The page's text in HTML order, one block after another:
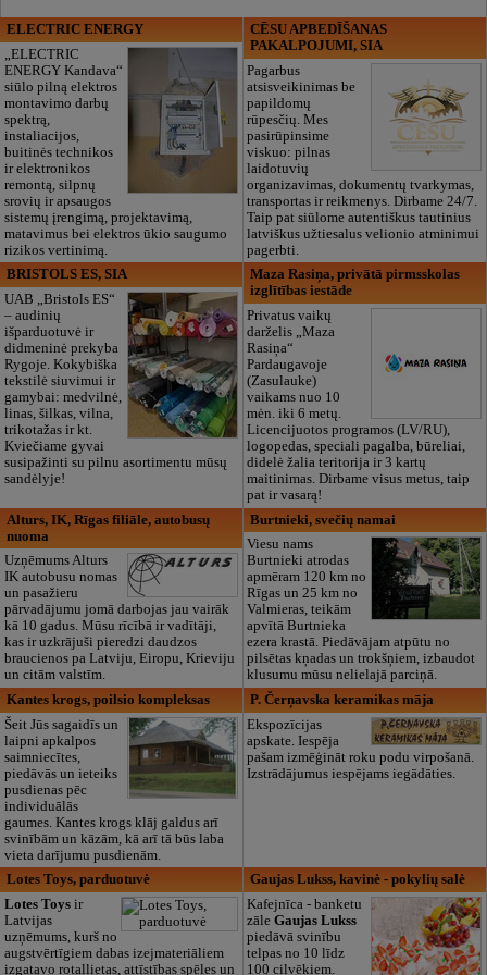
ELECTRIC ENERGY
„ELECTRIC
ENERGY Kandava“
siūlo pilną elektros
montavimo darbų
spektrą,
instaliacijos,
buitinės technikos
ir elektronikos
remontą, silpnų
srovių ir apsaugos
sistemų įrengimą, projektavimą,
matavimus bei elektros ūkio saugumo
rizikos vertinimą.
CĒSU APBEDĪŠANAS
PAKALPOJUMI, SIA
Pagarbus
atsisveikinimas be
papildomų
rūpesčių. Mes
pasirūpinsime
viskuo: pilnas
laidotuvių
organizavimas, dokumentų tvarkymas,
transportas ir reikmenys. Dirbame 24/7.
Taip pat siūlome autentiškus tautinius
latviškus užtiesalus velionio atminimui
pagerbti.
BRISTOLS ES, SIA
UAB „Bristols ES“
– audinių
išparduotuvė ir
didmeninė prekyba
Rygoje. Kokybiška
tekstilė siuvimui ir
gamybai: medvilnė,
linas, šilkas, vilna,
trikotažas ir kt.
Kviečiame gyvai
susipažinti su pilnu asortimentu mūsų
sandėlyje!
Maza Rasiņa, privātā pirmsskolas
izglītības iestāde
Privatus vaikų
darželis „Maza
Rasiņa“
Pardaugavoje
(Zasulauke)
vaikams nuo 10
mėn. iki 6 metų.
Licencijuotos programos (LV/RU),
logopedas, speciali pagalba, būreliai,
didelė žalia teritorija ir 3 kartų
maitinimas. Dirbame visus metus, taip
pat ir vasarą!
Alturs, IK, Rīgas filiāle, autobusų
nuoma
Uzņēmums Alturs
IK autobusu nomas
un pasažieru
pārvadājumu jomā darbojas jau vairāk
kā 10 gadus. Mūsu rīcībā ir vadītāji,
kas ir uzkrājuši pieredzi daudzos
braucienos pa Latviju, Eiropu, Krieviju
un citām valstīm.
Burtnieki, svečių namai
Viesu nams
Burtnieki atrodas
apmēram 120 km no
Rīgas un 25 km no
Valmieras, teikām
apvītā Burtnieka
ezera krastā. Piedāvājam atpūtu no
pilsētas kņadas un trokšņiem, izbaudot
klusumu mūsu nelielajā parciņā.
Kantes krogs, poilsio kompleksas
Šeit Jūs sagaidīs un
laipni apkalpos
saimniecītes,
piedāvās un ieteiks
pusdienas pēc
individuālās
gaumes. Kantes krogs klāj galdus arī
svinībām un kāzām, kā arī tā būs laba
vieta darījumu pusdienām.
P. Čerņavska keramikas māja
Ekspozīcijas
apskate. Iespēja
pašam izmēģināt roku podu virpošanā.
Izstrādājumus iespējams iegādāties.
Lotes Toys, parduotuvė
Lotes Toysir
Latvijas
uzņēmums, kurš no
augstvērtīgiem dabas izejmateriāliem
izgatavo rotaļlietas, attīstības spēles un
Gaujas Lukss, kavinė - pokylių salė
Kafejnīca - banketu
zāleGaujas Lukss
piedāvā svinību
telpas no 10 līdz
100 cilvēkiem.